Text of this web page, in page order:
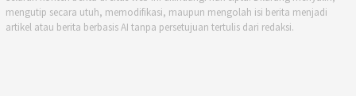
mengutip secara utuh, memodifikasi, maupun mengolah isi berita menjadi
artikel atau berita berbasis AI tanpa persetujuan tertulis dari redaksi.